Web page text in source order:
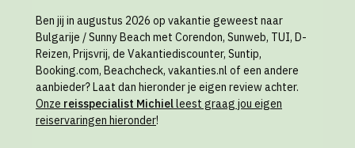
Ben jij in augustus 2026 op vakantie geweest naar
Bulgarije / Sunny Beach met Corendon, Sunweb, TUI, D-
Reizen, Prijsvrij, de Vakantiediscounter, Suntip,
Booking.com, Beachcheck, vakanties.nl of een andere
aanbieder? Laat dan hieronder je eigen review achter.
Onze reisspecialist Michielleest graag jou eigen
reiservaringen hieronder!